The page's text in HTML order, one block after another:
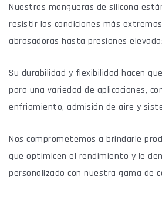
Nuestras mangueras de silicona
resistir las condiciones más
abrasadoras hasta presiones
Su durabilidad y flexibilidad hacen
para una variedad de aplicaciones,
enfriamiento, admisión de aire y
Nos comprometemos a brindarle
que optimicen el rendimiento y le
personalizado con nuestra gama de